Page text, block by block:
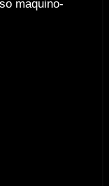
maquino-